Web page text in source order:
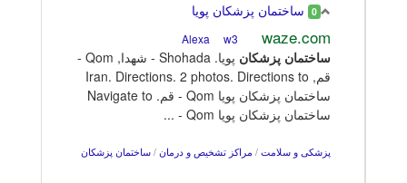
0 ساختمان پزشکان پویا
waze.com
w3
ساختمان پزشکان
پویا. Shohada - شهدا, Qom -
قم, Iran. Directions. 2 photos. Directions to
ساختمان پزشکان پویا Qom - قم. Navigate to
ساختمان پزشکان پویا Qom - ...
پزشکی و سلامت / مراکز تشخیص و درمان / ساختمان پزشکان